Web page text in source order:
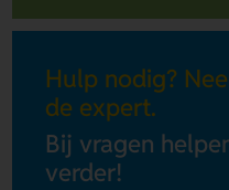
Hulp nodig?
de expert.
Bij vragen
verder!